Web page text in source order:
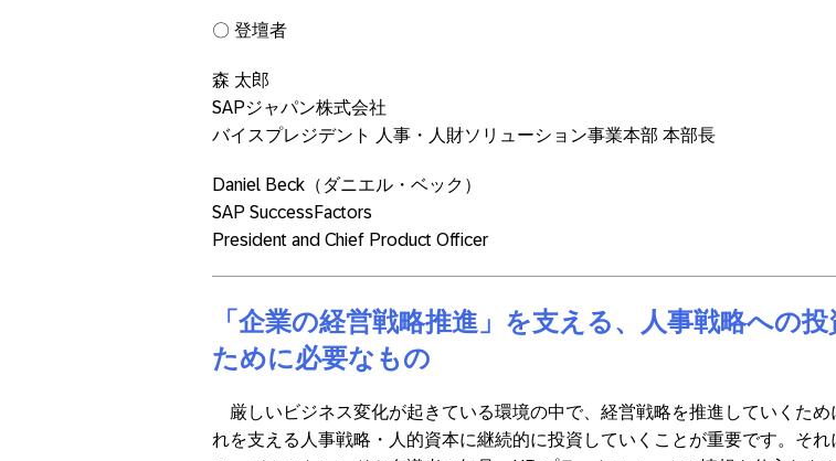
〇 登壇者
森 太郎
SAPジャパン株式会社
バイスプレジデント 人事・人財ソリューション事業本部 本部長
Daniel Beck（ダニエル・ベック）
SAP SuccessFactors
President and Chief Product Officer
「企業の経営戦略推進」を支える、人事戦略への投
ために必要なもの
厳しいビジネス変化が起きている環境の中で、経営戦略を推進していくため
れを支える人事戦略・人的資本に継続的に投資していくことが重要です。それ